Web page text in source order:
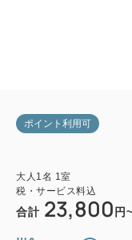
ポイント利用可
大人 1 名 1 室
税・サービス料込
合計 23,800 円~